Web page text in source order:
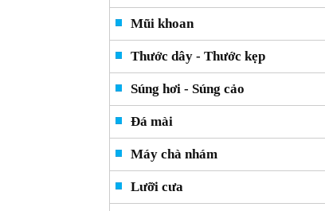
Mũi khoan
Thước dây - Thước kẹp
Súng hơi - Súng cảo
Đá mài
Máy chà nhám
Lưỡi cưa